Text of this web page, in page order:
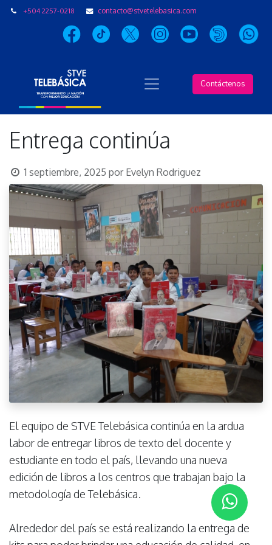
+504 2257-0218 contacto@stvetelebasica.com
Contáctenos
Entrega continúa
1 septiembre, 2025 por Evelyn Rodriguez
El equipo de STVE Telebásica continúa en la ardua
labor de entregar libros de texto del docente y
estudiante en todo el país, llevando una nueva
edición de libros a los centros que trabajan bajo la
metodología de Telebásica.
Alrededor del país se está realizando la entrega de